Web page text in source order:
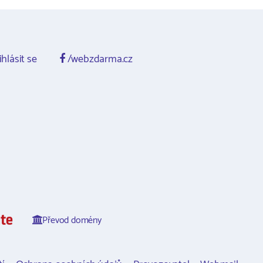
se /webzdarma.cz
Převod domény